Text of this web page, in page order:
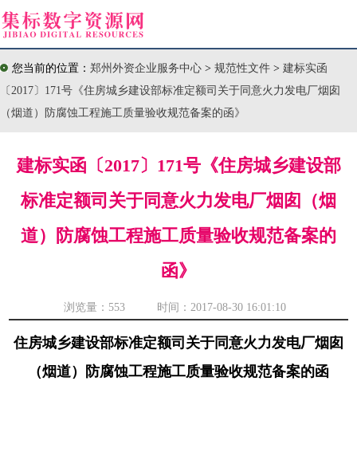
您当前的位置： 郑州外资企业服务中心 > 规范性文件 > 建标实函
〔2017〕171号《住房城乡建设部标准定额司关于同意火力发电厂烟囱
（烟道）防腐蚀工程施工质量验收规范备案的函》
建标实函〔2017〕171号《住房城乡建设部
标准定额司关于同意火力发电厂烟囱（烟
道）防腐蚀工程施工质量验收规范备案的
函》
浏览量： 553 时间：2017-08-30 16:01:10
住房城乡建设部标准定额司关于同意火力发电厂烟囱
（烟道）防腐蚀工程施工质量验收规范备案的函